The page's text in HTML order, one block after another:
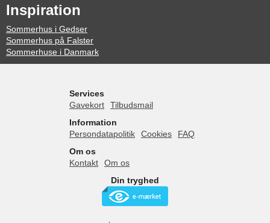
Inspiration
Sommerhus i Gedser
Sommerhus på Falster
Sommerhuse i Danmark
Services
Gavekort
Tilbudsmail
Information
Persondatapolitik
Cookies
FAQ
Om os
Kontakt
Om os
Din tryghed